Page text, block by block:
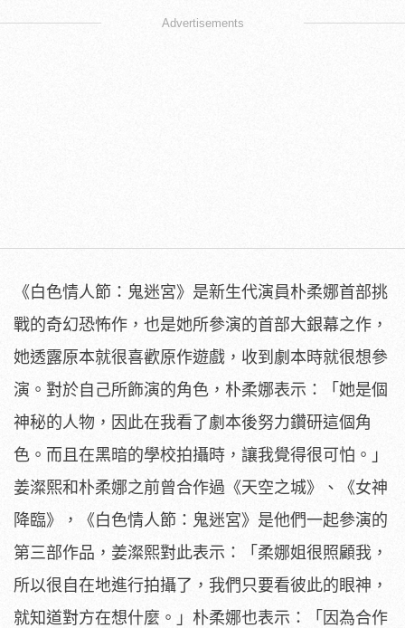
Advertisements
《白色情人節：鬼迷宮》 是新生代演員朴柔娜首部挑
戰的奇幻恐怖作， 也是她所參演的首部大銀幕之作，
她透露原本就很喜歡原作遊戲， 收到劇本時就很想參
演。對於自己所飾演的角色，朴柔娜表示：「 她是個
神秘的人物，因此在我看了劇本後努力鑽研這個角
色。 而且在黑暗的學校拍攝時，讓我覺得很可怕。」
姜澯熙和朴柔娜之前曾合作過《天空之城》、《女神
降臨》，《白色情人節：鬼迷宮》是他們一起參演的
第三部作品， 姜澯熙對此表示：「柔娜姐很照顧我，
所以很自在地進行拍攝了， 我們只要看彼此的眼神，
就知道對方在想什麼。」朴柔娜也表示：「 因為合作